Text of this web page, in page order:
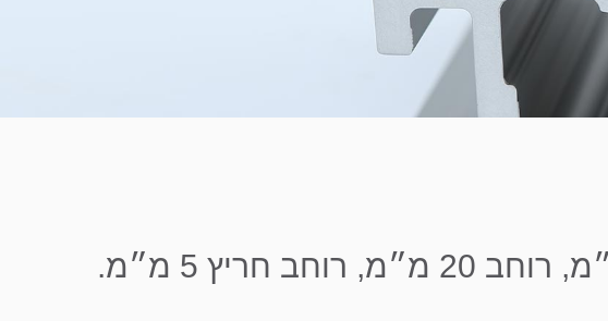
פרופיל מודולרי מסגסוגת אלומיניום T5-6063 גובה 20 מ״מ, רוחב 20 מ״מ, רוחב חריץ 5 מ״מ.